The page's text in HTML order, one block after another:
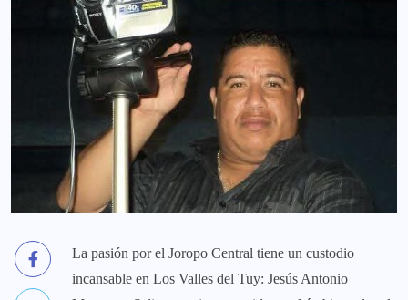
La pasión por el Joropo Central tiene un custodio
incansable en Los Valles del Tuy: Jesús Antonio